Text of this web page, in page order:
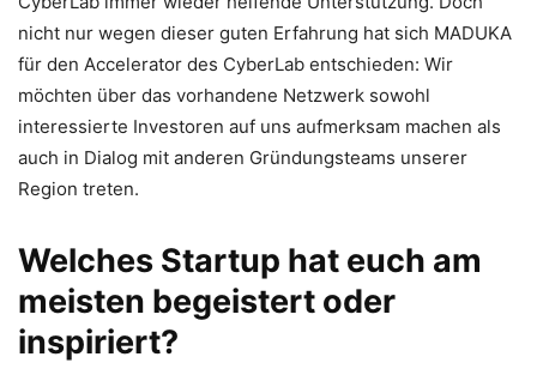
nicht nur wegen dieser guten Erfahrung hat sich MADUKA
für den Accelerator des CyberLab entschieden: Wir
möchten über das vorhandene Netzwerk sowohl
interessierte Investoren auf uns aufmerksam machen als
auch in Dialog mit anderen Gründungsteams unserer
Region treten.
Welches Startup hat euch am
meisten begeistert oder
inspiriert?